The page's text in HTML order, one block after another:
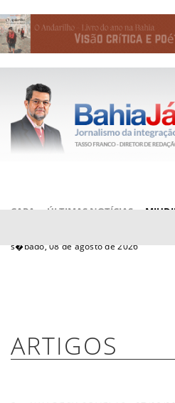
CAPA ÚLTIMAS NOTÍCIAS
s�bado, 08 de agosto de 2026
ARTIGOS